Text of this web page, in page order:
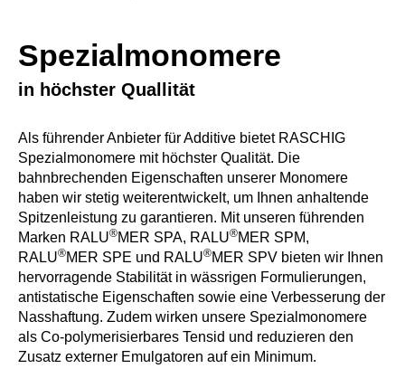
Spezialmonomere
in höchster Quallität
Als führender Anbieter für Additive bietet RASCHIG
Spezialmonomere mit höchster Qualität. Die
bahnbrechenden Eigenschaften unserer Monomere
haben wir stetig weiterentwickelt, um Ihnen anhaltende
Spitzenleistung zu garantieren. Mit unseren führenden
Marken RALU®MER SPA, RALU®MER SPM,
RALU®MER SPE und RALU®MER SPV bieten wir Ihnen
hervorragende Stabilität in wässrigen Formulierungen,
antistatische Eigenschaften sowie eine Verbesserung der
Nasshaftung. Zudem wirken unsere Spezialmonomere
als Co-polymerisierbares Tensid und reduzieren den
Zusatz externer Emulgatoren auf ein Minimum.